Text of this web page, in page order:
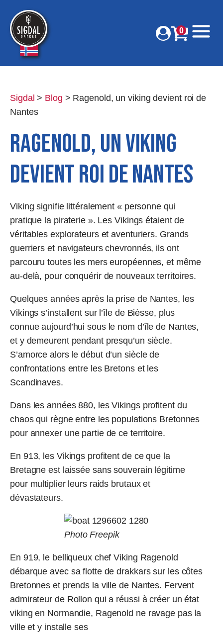
0
Sigdal > Blog > Ragenold, un viking devient roi de
Nantes
Ragenold, un viking
devient roi de Nantes
Viking signifie littéralement « personne qui
pratique la piraterie ». Les Vikings étaient de
véritables explorateurs et aventuriers. Grands
guerriers et navigateurs chevronnés, ils ont
parcouru toutes les mers européennes, et même
au-delà, pour conquérir de nouveaux territoires.
Quelques années après la prise de Nantes, les
Vikings s’installent sur l’île de Bièsse, plus
connue aujourd’hui sous le nom d’île de Nantes,
et y demeurent pendant presqu’un siècle.
S’amorce alors le début d’un siècle de
confrontations entre les Bretons et les
Scandinaves.
Dans les années 880, les Vikings profitent du
chaos qui règne entre les populations Bretonnes
pour annexer une partie de ce territoire.
En 913, les Vikings profitent de ce que la
Bretagne est laissée sans souverain légitime
pour multiplier leurs raids brutaux et
dévastateurs.
Photo Freepik
En 919, le belliqueux chef Viking Ragenold
débarque avec sa flotte de drakkars sur les côtes
Bretonnes et prends la ville de Nantes. Fervent
admirateur de Rollon qui a réussi à créer un état
viking en Normandie, Ragenold ne ravage pas la
ville et y installe ses